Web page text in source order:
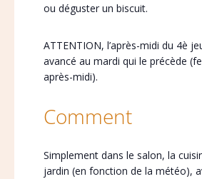
ou déguster un biscuit.
ATTENTION, l’après-midi du 4è
avancé au mardi qui le précède
après-midi).
Comment
Simplement dans le salon, la
jardin (en fonction de la météo),